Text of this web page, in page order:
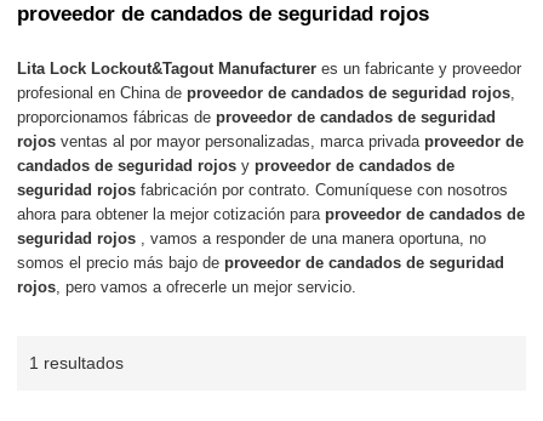
proveedor de candados de seguridad rojos
Lita Lock Lockout&Tagout Manufacturer es un fabricante y proveedor
profesional en China deproveedor de candados de seguridad rojos
proporcionamos fábricas deproveedor de candados de seguridad
rojos ventas al por mayor personalizadas, marca privadaproveedor de
candados de seguridad rojos yproveedor de candados de
seguridad rojos fabricación por contrato. Comuníquese con nosotros
ahora para obtener la mejor cotización paraproveedor de candados de
seguridad rojos , vamos a responder de una manera oportuna, no
somos el precio más bajo deproveedor de candados de seguridad
rojos , pero vamos a ofrecerle un mejor servicio.
1 resultados